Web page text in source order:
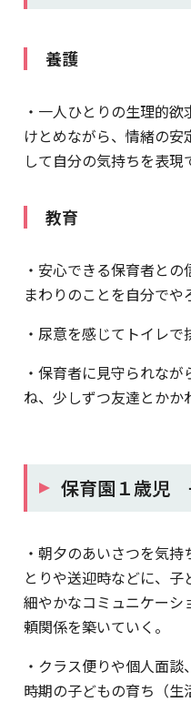
養護
・一人ひとりの生理的
けとめながら、情緒の
して自分の気持ちを表現
教育
・安心できる保育者と
まわりのことを自分でや
・尿意を感じてトイレで
・保育者に見守られな
ね、少しずつ友達とかか
保育園１歳児
・朝夕のあいさつを気
とりや送迎時などに、子
細やかなコミュニケー
頼関係を築いていく。
・クラス便りや個人面
時期の子どもの育ち（